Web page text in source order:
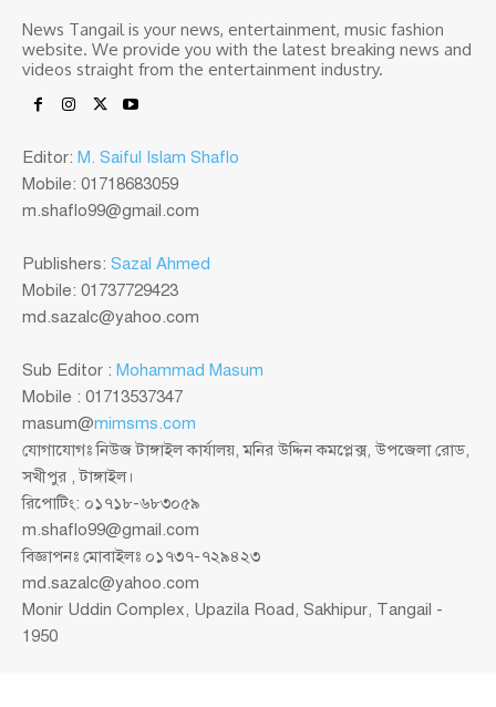
News Tangail is your news, entertainment, music fashion
website. We provide you with the latest breaking news and
videos straight from the entertainment industry.
Editor: M. Saiful Islam Shaflo
Mobile: 01718683059
m.shaflo99@gmail.com
Publishers: Sazal Ahmed
Mobile: 01737729423
md.sazalc@yahoo.com
Sub Editor : Mohammad Masum
Mobile : 01713537347
masum@mimsms.com
যোগাযোগঃ নিউজ টাঙ্গাইল কার্যালয়, মনির উদ্দিন কমপ্লেক্স, উপজেলা রোড,
সখীপুর , টাঙ্গাইল।
রিপোটিং: ০১৭১৮-৬৮৩০৫৯
m.shaflo99@gmail.com
বিজ্ঞাপনঃ মোবাইলঃ ০১৭৩৭-৭২৯৪২৩
md.sazalc@yahoo.com
Monir Uddin Complex, Upazila Road, Sakhipur, Tangail -
1950